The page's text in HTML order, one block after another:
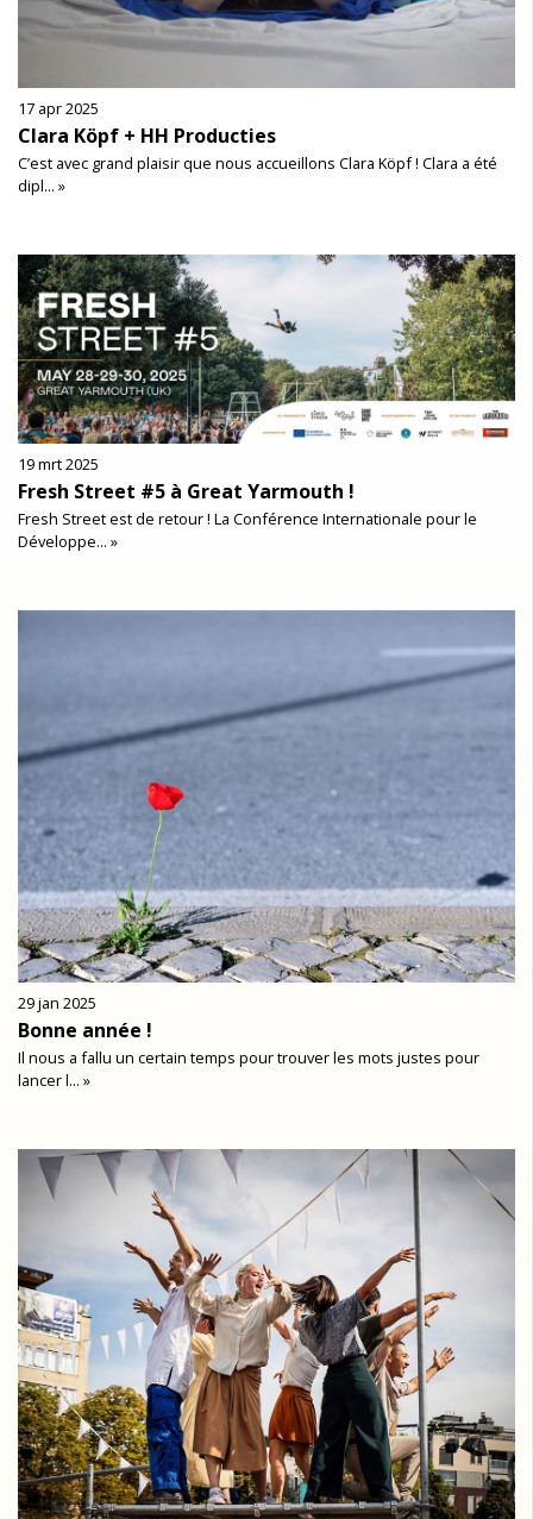
17 apr 2025
Clara Köpf + HH Producties
C’est avec grand plaisir que nous accueillons Clara Köpf ! Clara a été
dipl... »
19 mrt 2025
Fresh Street #5 à Great Yarmouth !
Fresh Street est de retour ! La Conférence Internationale pour le
Développe... »
29 jan 2025
Bonne année !
Il nous a fallu un certain temps pour trouver les mots justes pour
lancer l... »